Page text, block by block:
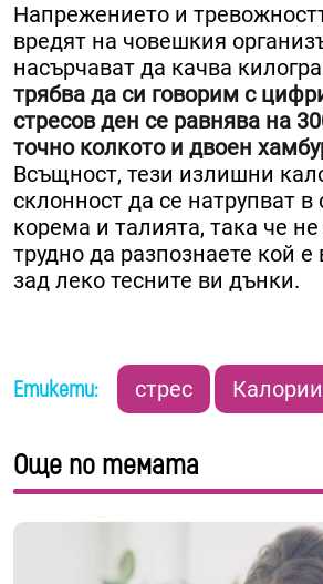
Напрежението и
вредят на човешкия
насърчават да качва
трябва да си говорим с
стресов ден се равнява на
точно колкото и двоен
Всъщност, тези излишни
склонност да се натрупват в
корема и талията, така че
трудно да разпознаете кой
зад леко тесните ви дънки.
Етикети: стрес Калории
Още по темата